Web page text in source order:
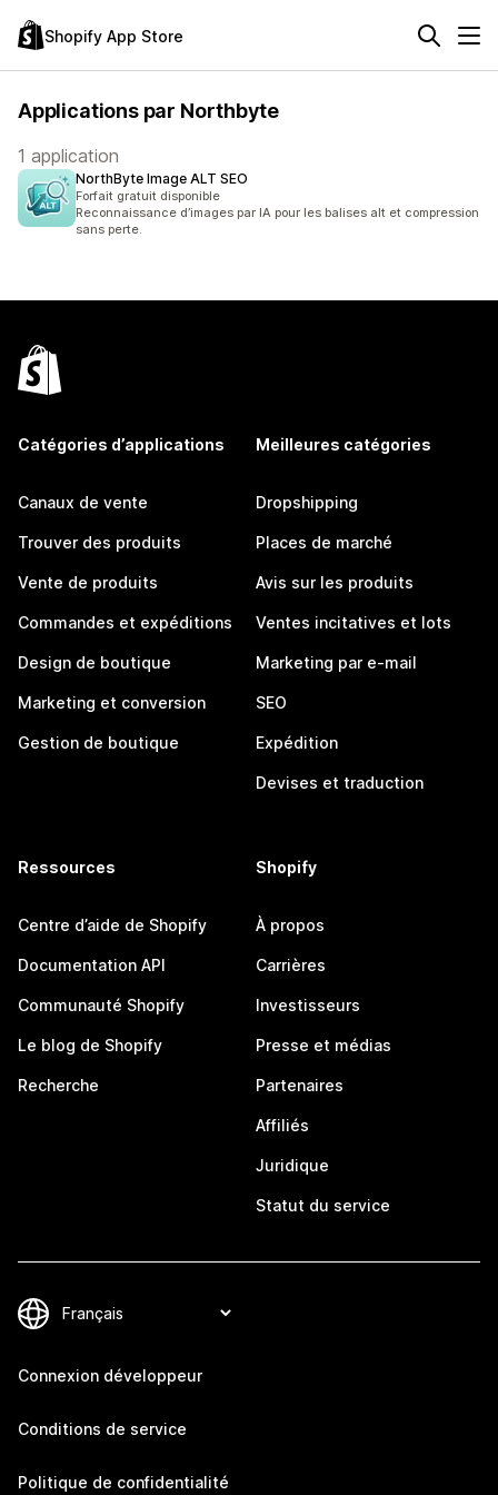
Shopify App Store
Applications par Northbyte
1 application
NorthByte Image ALT SEO
Forfait gratuit disponible
Reconnaissance d’images par IA pour les balises alt et compression
sans perte.
Catégories d’applications
Canaux de vente
Trouver des produits
Vente de produits
Commandes et expéditions
Design de boutique
Marketing et conversion
Gestion de boutique
Meilleures catégories
Dropshipping
Places de marché
Avis sur les produits
Ventes incitatives et lots
Marketing par e-mail
SEO
Expédition
Devises et traduction
Ressources
Centre d’aide de Shopify
Documentation API
Communauté Shopify
Le blog de Shopify
Recherche
Shopify
À propos
Carrières
Investisseurs
Presse et médias
Partenaires
Affiliés
Juridique
Statut du service
Connexion développeur
Conditions de service
Politique de confidentialité